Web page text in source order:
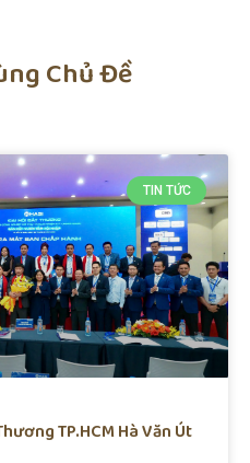
Chủ Đề
TIN TỨC
TP.HCM Hà Văn Út